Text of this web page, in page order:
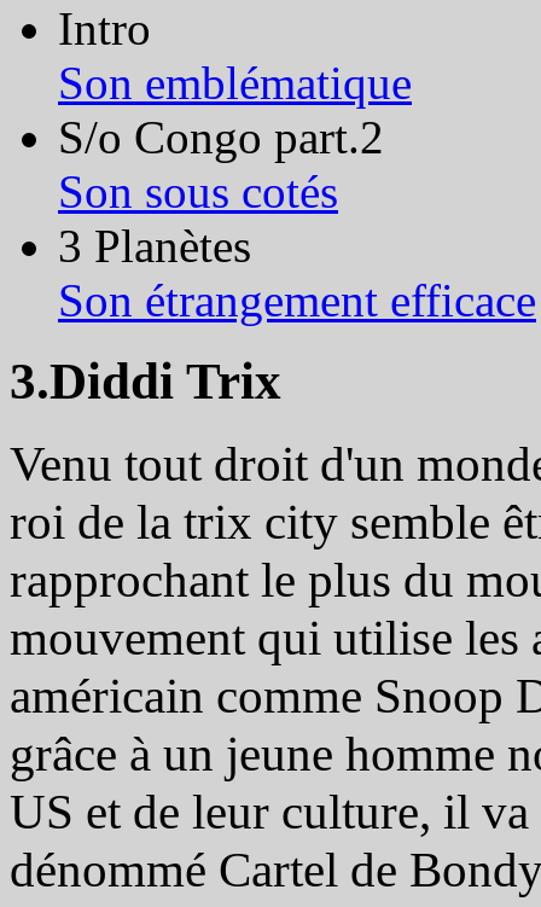
Intro
Son emblématique
S/o Congo part.2
Son sous cotés
3 Planètes
Son étrangement efficace
3.Diddi Trix
Venu tout droit d'un
roi de la trix city semble
rapprochant le plus du
mouvement qui utilise les
américain comme Snoop
grâce à un jeune homme
US et de leur culture, il
dénommé Cartel de